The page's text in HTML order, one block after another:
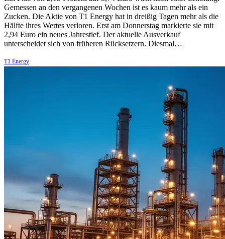
Gemessen an den vergangenen Wochen ist es kaum mehr als ein
Zucken. Die Aktie von T1 Energy hat in dreißig Tagen mehr als die
Hälfte ihres Wertes verloren. Erst am Donnerstag markierte sie mit
2,94 Euro ein neues Jahrestief. Der aktuelle Ausverkauf
unterscheidet sich von früheren Rücksetzern. Diesmal…
T1 Energy